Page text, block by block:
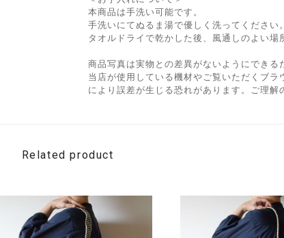
本商品は手洗い可能です。
手洗いにてぬるま湯で優しく洗ってください。
タオルドライで乾かした後、風通しのよい場
商品写真は実物との差異がないようにできる
当店が使用している機材やご覧いただくブラ
により誤差が生じる恐れがあります。ご理解
Related product